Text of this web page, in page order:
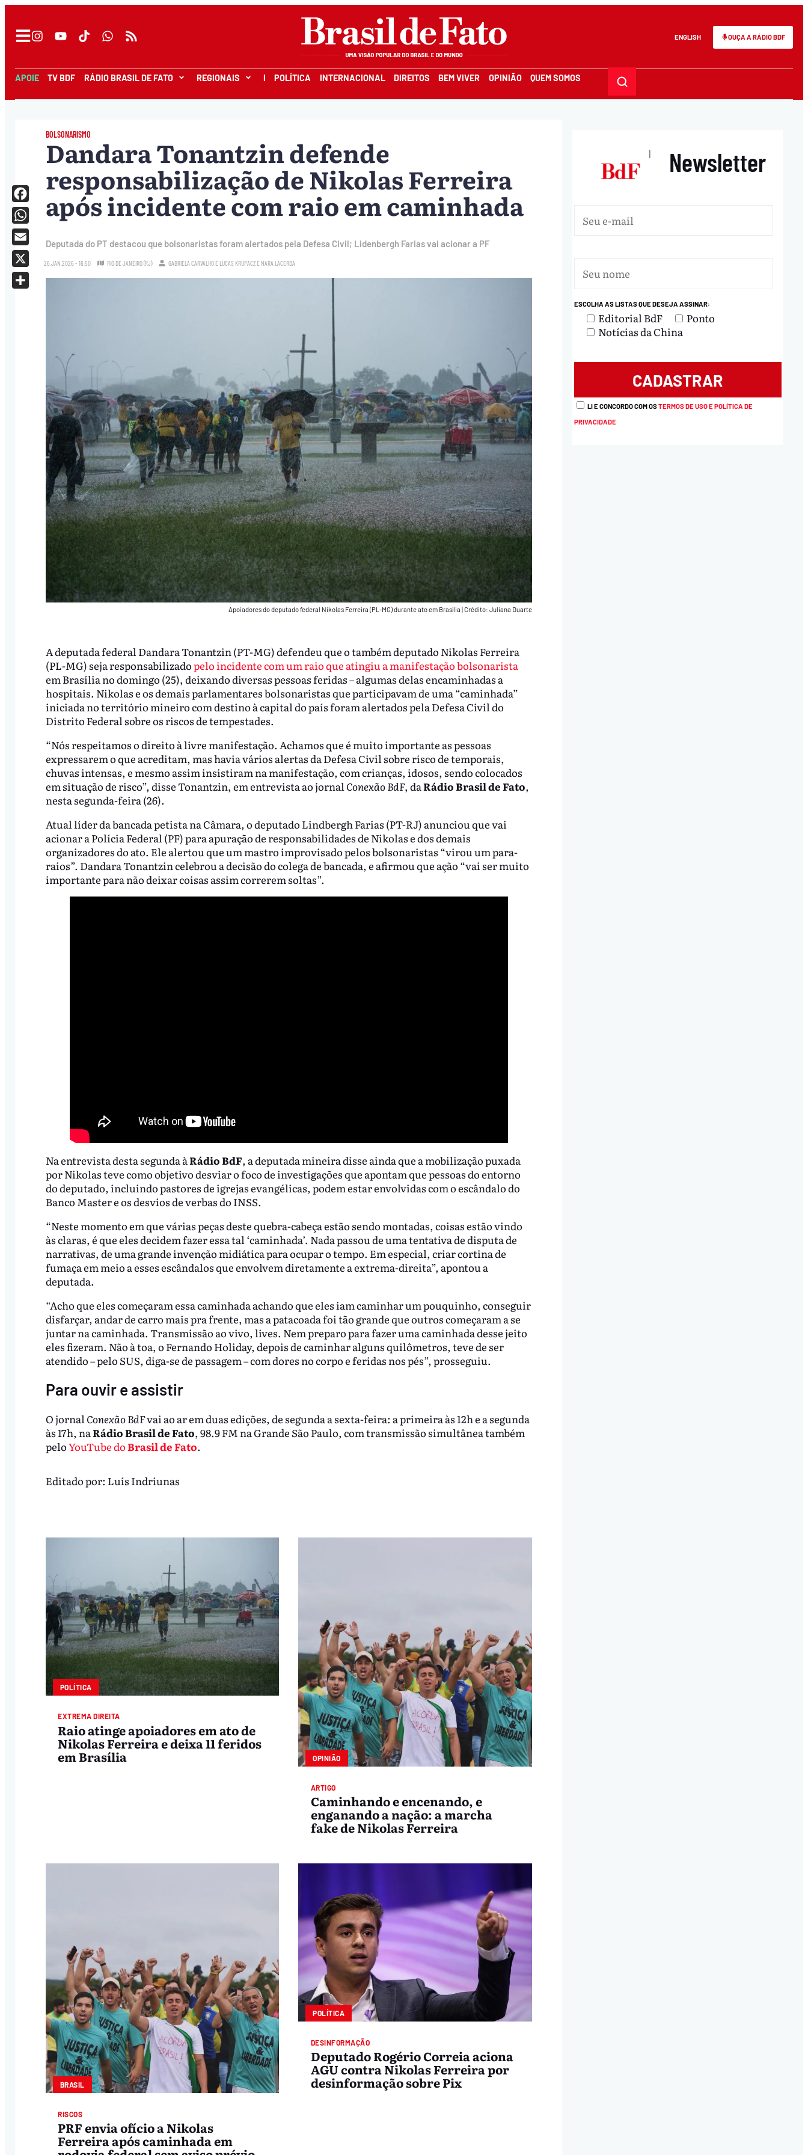
ENGLISH OUÇA A RÁDIO BDF
APOIE TV BDF RÁDIO BRASIL DE FATO REGIONAIS I POLÍTICA INTERNACIONAL DIREITOS BEM VIVER OPINIÃO QUEM SOMOS
BOLSONARISMO
Dandara Tonantzin defende
responsabilização de Nikolas Ferreira
após incidente com raio em caminhada
Deputada do PT destacou que bolsonaristas foram alertados pela Defesa Civil; Lidenbergh Farias vai acionar a PF
26.JAN.2026 - 16:50 RIO DE JANEIRO (RJ) GABRIELA CARVALHO E LUCAS KRUPACZ E NARA LACERDA
Apoiadores do deputado federal Nikolas Ferreira (PL-MG) durante ato em Brasília |Crédito: Juliana Duarte
A deputada federal Dandara Tonantzin (PT-MG) defendeu que o também deputado Nikolas Ferreira
(PL-MG) seja responsabilizadopelo incidente com um raio que atingiu a manifestação bolsonarista
em Brasília no domingo (25), deixando diversas pessoas feridas – algumas delas encaminhadas a
hospitais. Nikolas e os demais parlamentares bolsonaristas que participavam de uma “caminhada”
iniciada no território mineiro com destino à capital do país foram alertados pela Defesa Civil do
Distrito Federal sobre os riscos de tempestades.
“Nós respeitamos o direito à livre manifestação. Achamos que é muito importante as pessoas
expressarem o que acreditam, mas havia vários alertas da Defesa Civil sobre risco de temporais,
chuvas intensas, e mesmo assim insistiram na manifestação, com crianças, idosos, sendo colocados
em situação de risco”, disse Tonantzin, em entrevista ao jornalConexão BdF, daRádio Brasil de Fato,
nesta segunda-feira (26).
Atual líder da bancada petista na Câmara, o deputado Lindbergh Farias (PT-RJ) anunciou que vai
acionar a Polícia Federal (PF) para apuração de responsabilidades de Nikolas e dos demais
organizadores do ato. Ele alertou que um mastro improvisado pelos bolsonaristas “virou um para-
raios”. Dandara Tonantzin celebrou a decisão do colega de bancada, e afirmou que ação “vai ser muito
importante para não deixar coisas assim correrem soltas”.
Na entrevista desta segunda àRádio BdF, a deputada mineira disse ainda que a mobilização puxada
por Nikolas teve como objetivo desviar o foco de investigações que apontam que pessoas do entorno
do deputado, incluindo pastores de igrejas evangélicas, podem estar envolvidas com o escândalo do
Banco Master e os desvios de verbas do INSS.
“Neste momento em que várias peças deste quebra-cabeça estão sendo montadas, coisas estão vindo
às claras, é que eles decidem fazer essa tal ‘caminhada’. Nada passou de uma tentativa de disputa de
narrativas, de uma grande invenção midiática para ocupar o tempo. Em especial, criar cortina de
fumaça em meio a esses escândalos que envolvem diretamente a extrema-direita”, apontou a
deputada.
“Acho que eles começaram essa caminhada achando que eles iam caminhar um pouquinho, conseguir
disfarçar, andar de carro mais pra frente, mas a patacoada foi tão grande que outros começaram a se
juntar na caminhada. Transmissão ao vivo, lives. Nem preparo para fazer uma caminhada desse jeito
eles fizeram. Não à toa, o Fernando Holiday, depois de caminhar alguns quilômetros, teve de ser
atendido – pelo SUS, diga-se de passagem – com dores no corpo e feridas nos pés”, prosseguiu.
Para ouvir e assistir
O jornalConexão BdFvai ao ar em duas edições, de segunda a sexta-feira: a primeira às 12h e a segunda
às 17h, naRádio Brasil de Fato, 98.9 FM na Grande São Paulo, com transmissão simultânea também
peloYouTube doBrasil de Fato.
Facebook
WhatsApp
Email
X
Editado por: Luís Indriunas
POLÍTICA
EXTREMA DIREITA
Raio atinge apoiadores em ato de
Nikolas Ferreira e deixa 11 feridos
em Brasília OPINIÃO
ARTIGO
Caminhando e encenando, e
enganando a nação: a marcha
fake de Nikolas Ferreira
BRASIL
RISCOS
PRF envia ofício a Nikolas
Ferreira após caminhada em
POLÍTICA
DESINFORMAÇÃO
Deputado Rogério Correia aciona
AGU contra Nikolas Ferreira por
desinformação sobre Pix
| Newsletter
ESCOLHA AS LISTAS QUE DESEJA ASSINAR:
Editorial BdF
Ponto
Notícias da China
LI E CONCORDO COM OSTERMOS DE USO E POLÍTICA DE
PRIVACIDADE